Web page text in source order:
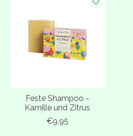
Feste Shampoo -
Kamille und Zitrus
€9,95